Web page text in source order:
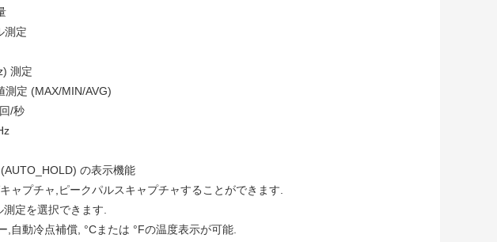
測定
測定
測定 (MAX/MIN/AVG)
/秒
の表示機能
ャプチャ,ピークパルスキャプチャすることができます.
定を選択できます.
自動冷点補償, °Cまたは °Fの温度表示が可能.